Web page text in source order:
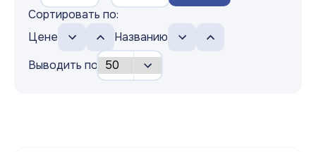
Сортировать по:
Цене
Названию
Выводить по